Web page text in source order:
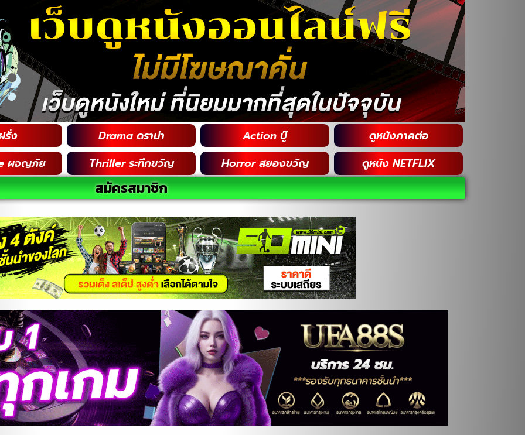
รั่ง Drama ดราม่า Action บู๊
ดูหนังภาคต่อ
ผจญภัย
Thriller ระทึกขวัญ Horror สยองขวัญ ดูหนัง NETFLIX
สมัครสมาชิก